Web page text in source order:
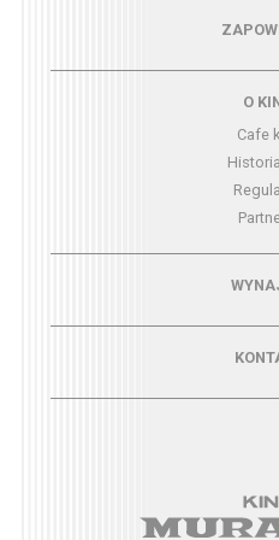
Menu - zapowiedzi
O
Cafe
Menu - wynajem